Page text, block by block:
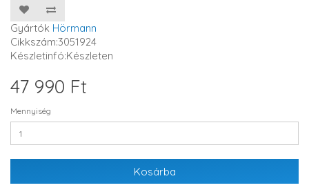
Gyártók Hörmann
Cikkszám:3051924
Készletinfó:Készleten
47 990 Ft
Mennyiség
Kosárba